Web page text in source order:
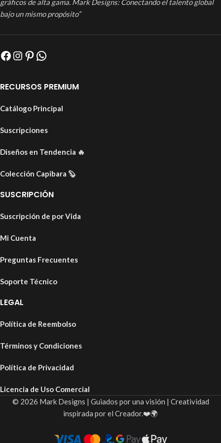
gráficos de alta gama. Mark Designs: Conectando el talento global
bajo un mismo propósito”
RECURSOS PREMIUM
Catálogo Principal
Suscripciones
Diseños en Tendencia 🔥
Colección Capibara 🦫
SUSCRIPCIÓN
Suscripción de por Vida
Mi Cuenta
Preguntas Frecuentes
Soporte Técnico
LEGAL
Política de Reembolso
Términos y Condiciones
Política de Privacidad
Licencia de Uso Comercial
© 2026 Mark Designs | Guiados por una visión | Creatividad
inspirada por el Creador.❤️🌍